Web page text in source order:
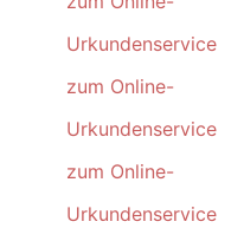
Urkundenservice
zum Online-
Urkundenservice
zum Online-
Urkundenservice